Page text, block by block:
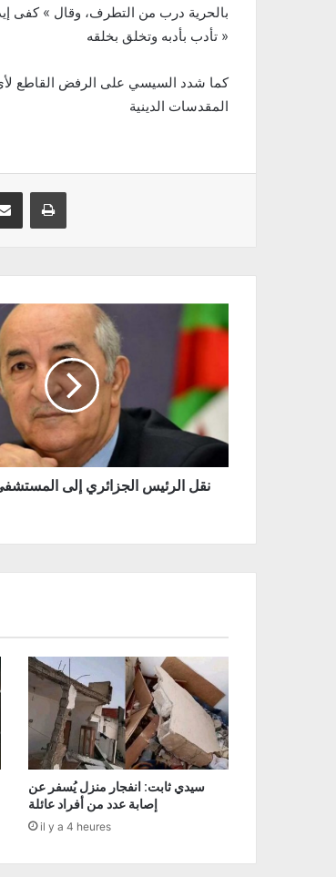
بالحرية درب من التطرف، وقال » كفى
تأدب بأدبه وتخلق بخلقه »
كما شدد السيسي على الرفض القاطع
المقدسات الدينية
Partager par email Imprimer
نقل الرئيس الجزائري إلى
سيدي ثابت: انفجار منزل يُسفر عن
إصابة عدد من أفراد عائلة
il y a 4 heures